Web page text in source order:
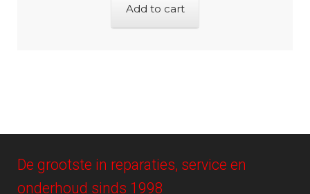
Add to cart
De grootste in reparaties, service en
onderhoud sinds 1998